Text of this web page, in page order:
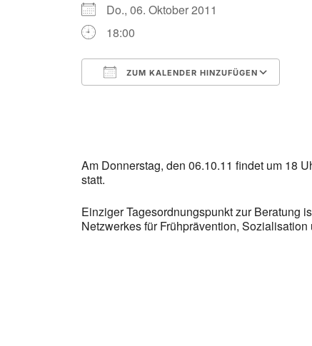
Do., 06. Oktober 2011
18:00
ZUM KALENDER HINZUFÜGEN
Am Donnerstag, den 06.10.11 findet um 18
statt.
Einziger Tagesordnungspunkt zur Beratung
Netzwerkes für Frühprävention,